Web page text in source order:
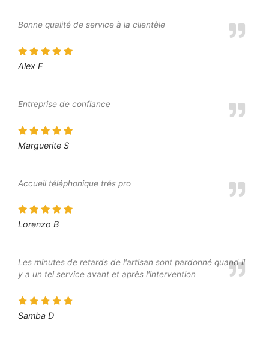
Bonne qualité de service à la clientèle
Alex F
Entreprise de confiance
Marguerite S
Accueil téléphonique trés pro
Lorenzo B
Les minutes de retards de l'artisan sont pardonné quand il
y a un tel service avant et après l'intervention
Samba D